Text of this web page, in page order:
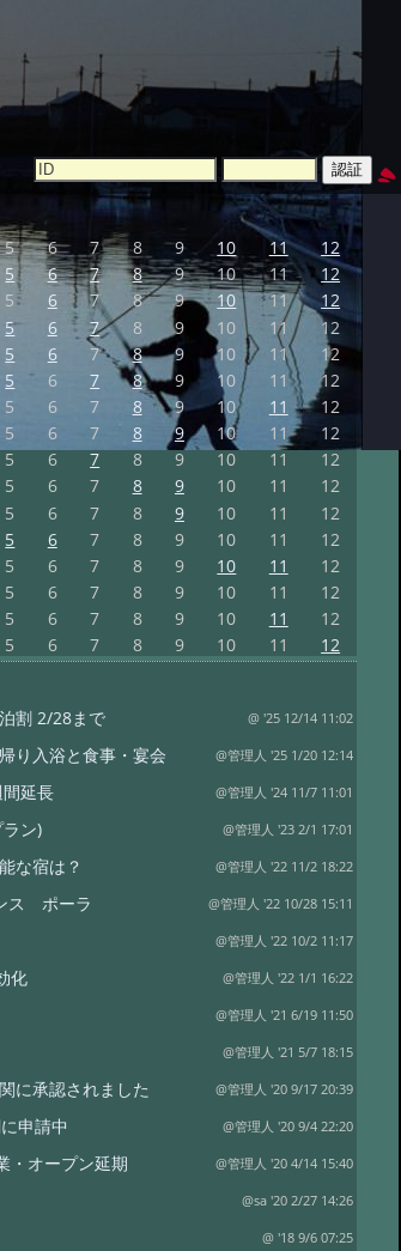
5 6 7 8 9 10 11 12
5 6 7 8 9 10 11 12
5 6 7 8 9 10 11 12
5 6 7 8 9 10 11 12
5 6 7 8 9 10 11 12
5 6 7 8 9 10 11 12
5 6 7 8 9 10 11 12
5 6 7 8 9 10 11 12
5 6 7 8 9 10 11 12
5 6 7 8 9 10 11 12
5 6 7 8 9 10 11 12
5 6 7 8 9 10 11 12
5 6 7 8 9 10 11 12
5 6 7 8 9 10 11 12
5 6 7 8 9 10 11 12
5 6 7 8 9 10 11 12
割 2/28まで @ '25 12/14 11:02
り入浴と食事・宴会 @管理人 '25 1/20 12:14
延長 @管理人 '24 11/7 11:01
ン) @管理人 '23 2/1 17:01
な宿は？ @管理人 '22 11/2 18:22
ス ポーラ @管理人 '22 10/28 15:11
@管理人 '22 10/2 11:17
化 @管理人 '22 1/1 16:22
@管理人 '21 6/19 11:50
@管理人 '21 5/7 18:15
に承認されました @管理人 '20 9/17 20:39
申請中 @管理人 '20 9/4 22:20
・オープン延期 @管理人 '20 4/14 15:40
@sa '20 2/27 14:26
@ '18 9/6 07:25